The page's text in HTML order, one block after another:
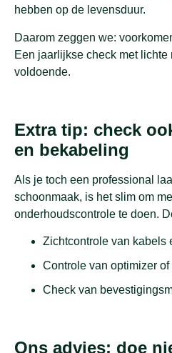
hebben op de levensduur.
Daarom zeggen we:
Een jaarlijkse check met
voldoende.
Extra tip: check
en bekabeling
Als je toch een professional
schoonmaak, is het slim om
onderhoudscontrole te doen.
Zichtcontrole van kabels
Controle van optimizer
Check van
Ons advies: doe